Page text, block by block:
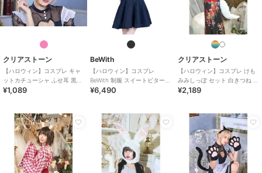
クリアストーン
【ハロウィン】コスプレ キャ
ットカチューシャ ふせ耳 黒×
ピンク ユニセックス
¥1,089
BeWith
【ハロウィン】コスプレ
BeWith 制服 スイートビター学
園ブラック かわいい
¥6,490
クリアストーン
【ハロウィン】コスプレ けも
みみしっぽ セット 白きつね ユ
ニセックス ホワイト
¥2,189